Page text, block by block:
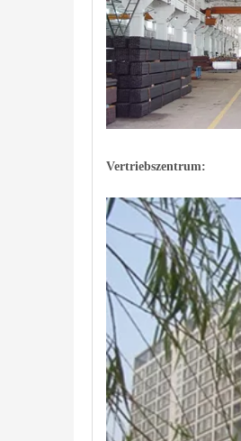
Vertriebszentrum: